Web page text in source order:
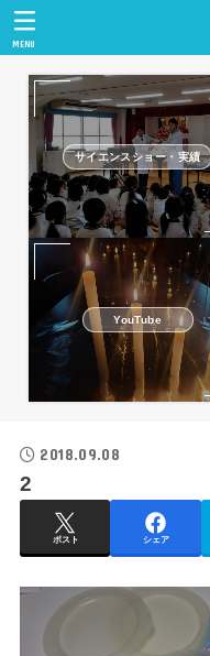
MENU
サイエンスショー・実績
YouTube
2018.09.08
2
ポスト シェア